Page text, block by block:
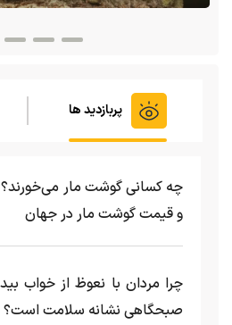
پربازدید ها
چه کسانی گوشت مار
و قیمت گوشت مار در جهان
چرا مردان با نعوظ از خواب
صبحگاهی نشانه سلامت است؟